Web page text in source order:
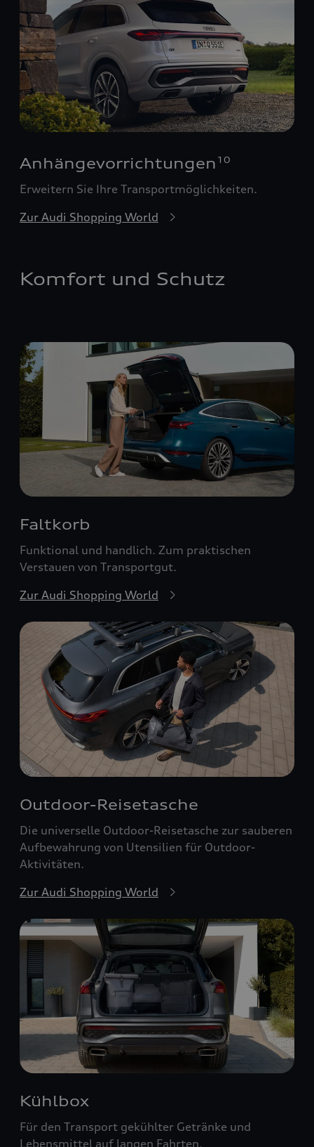
Anhängevorrichtungen 10
Erweitern Sie Ihre Transportmöglichkeiten.
Zur Audi Shopping World
Komfort und Schutz
Faltkorb
Funktional und handlich. Zum praktischen
Verstauen von Transportgut.
Zur Audi Shopping World
Outdoor-Reisetasche
Die universelle Outdoor-Reisetasche zur sauberen
Aufbewahrung von Utensilien für Outdoor-
Aktivitäten.
Zur Audi Shopping World
Kühlbox
Für den Transport gekühlter Getränke und
Lebensmittel auf langen Fahrten.